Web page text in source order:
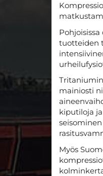
tuotteiden
mainiosti
kiputiloja
Myös